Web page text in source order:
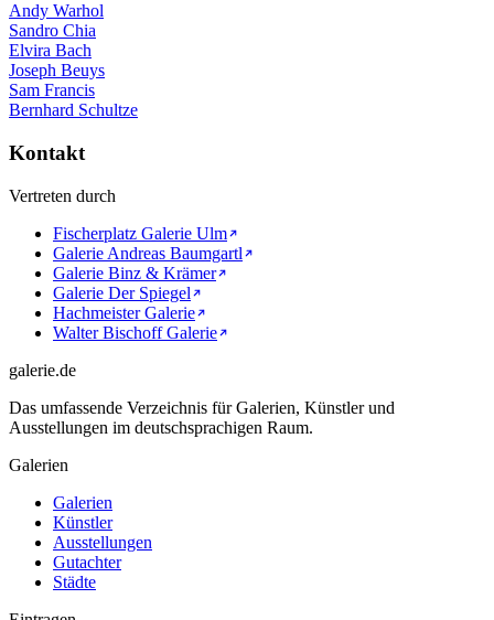
Andy Warhol
Sandro Chia
Elvira Bach
Joseph Beuys
Sam Francis
Bernhard Schultze
Kontakt
Vertreten durch
Fischerplatz Galerie Ulm
Galerie Andreas Baumgartl
Galerie Binz & Krämer
Galerie Der Spiegel
Hachmeister Galerie
Walter Bischoff Galerie
galerie.de
Das umfassende Verzeichnis für Galerien, Künstler und
Ausstellungen im deutschsprachigen Raum.
Galerien
Galerien
Künstler
Ausstellungen
Gutachter
Städte